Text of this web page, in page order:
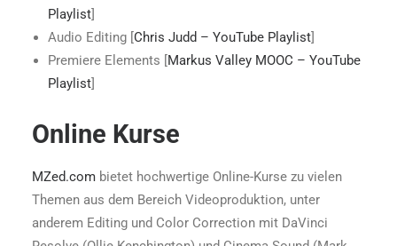
Playlist]
Audio Editing [Chris Judd – YouTube Playlist]
Premiere Elements [Markus Valley MOOC – YouTube
Playlist]
Online Kurse
MZed.com bietet hochwertige Online-Kurse zu vielen
Themen aus dem Bereich Videoproduktion, unter
anderem Editing und Color Correction mit DaVinci